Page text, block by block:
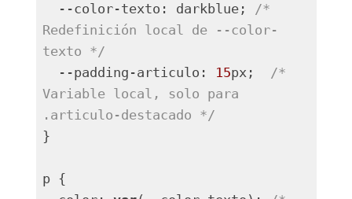
  --color-texto: darkblue;
/*
Redefinición local de --color-
texto */
  --padding-articulo:
15px; /*
Variable local, solo para
.articulo-destacado */
}
p {